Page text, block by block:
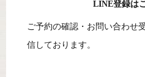
LINE登録は
ご予約の確認・お問い合わせ
信しております。